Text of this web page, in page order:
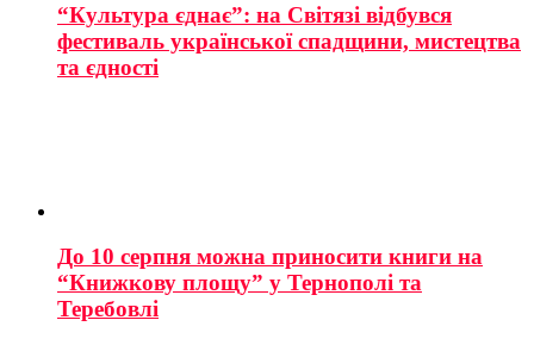
“Культура єднає”: на Світязі відбувся
фестиваль української спадщини, мистецтва
та єдності
До 10 серпня можна приносити книги на
“Книжкову площу” у Тернополі та
Теребовлі